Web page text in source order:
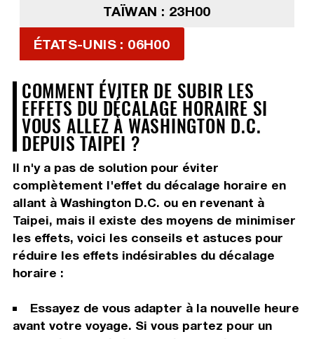
TAÏWAN : 23H00
ÉTATS-UNIS : 06H00
COMMENT ÉVITER DE SUBIR LES
EFFETS DU DÉCALAGE HORAIRE SI
VOUS ALLEZ À WASHINGTON D.C.
DEPUIS TAIPEI ?
Il n'y a pas de solution pour éviter
complètement l'effet du décalage horaire en
allant à Washington D.C. ou en revenant à
Taipei, mais il existe des moyens de minimiser
les effets, voici les conseils et astuces pour
réduire les effets indésirables du décalage
horaire :
Essayez de vous adapter à la nouvelle heure
avant votre voyage. Si vous partez pour un